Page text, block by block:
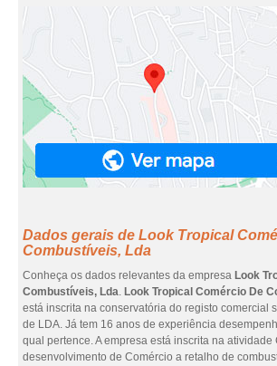
Dados gerais de Look Tropical
Combustíveis, Lda
Conheça os dados relevantes da empresa Look
Combustíveis, Lda. Look Tropical Comércio De
está inscrita na conservatória do registo comercial
de LDA. Já tem 16 anos de experiência
qual pertence. A empresa está inscrita na atividade
desenvolvimento de Comércio a retalho de